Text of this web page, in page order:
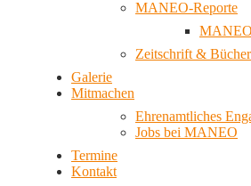
MANEO-Reporte
Zeitschrift & Bücher
Galerie
Mitmachen
Ehrenamtliches
Jobs bei MANEO
Termine
Kontakt